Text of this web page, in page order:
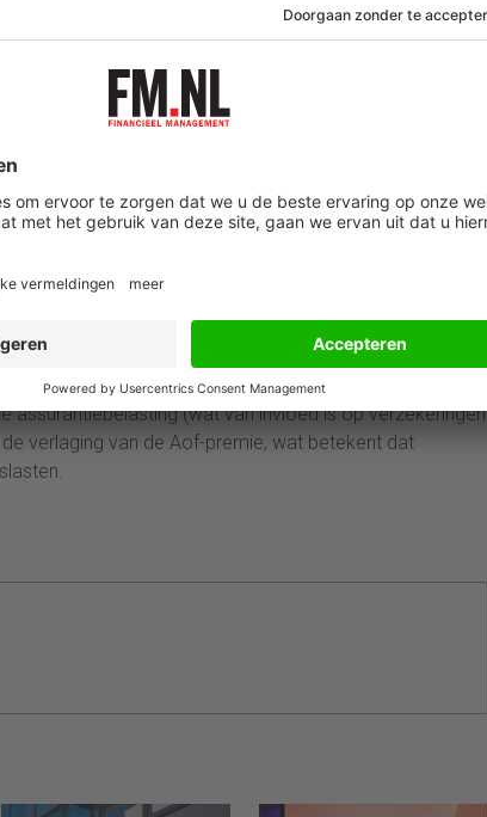
voor de AOW is de voorschotregeling
op het niveau van de overbruggingsregeling.
versneld verhoogd. Daardoor wordt de leeftijd van 66
Zaken en Werkgelegenheid had voorgesteld de Aof-
te laten stijgen. Deze incidentele verlaging gaat niet
wordt een groot deel opgevangen door verhoging van
de assurantiebelasting naar 21%. Dit is een ruime
maatregel, de forensentaks, niet ingevoerd.
assurantiebelasting (wat van invloed is op verzekeringen
verlaging van de Aof-premie, wat betekent dat